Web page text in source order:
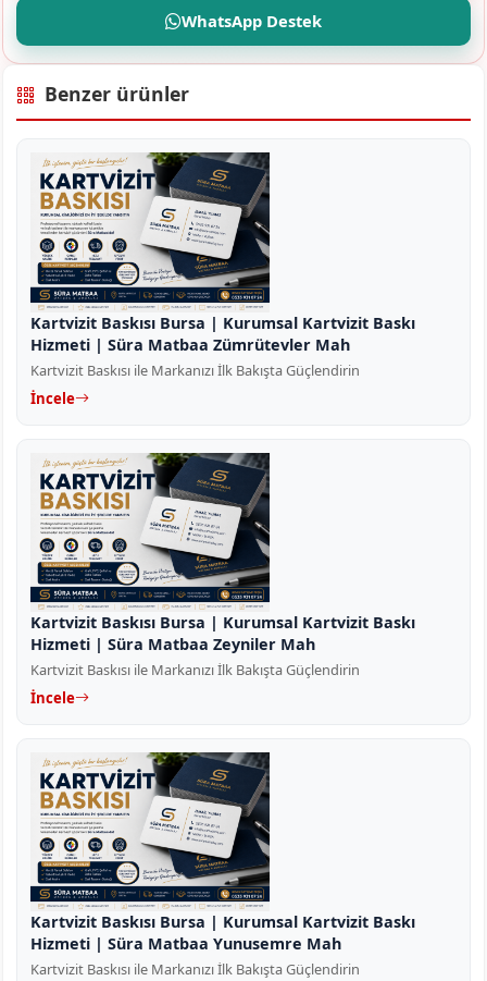
WhatsApp Destek
Benzer ürünler
Kartvizit Baskısı Bursa | Kurumsal Kartvizit Baskı
Hizmeti | Süra Matbaa Zümrütevler Mah
Kartvizit Baskısı ile Markanızı İlk Bakışta Güçlendirin
İncele
Kartvizit Baskısı Bursa | Kurumsal Kartvizit Baskı
Hizmeti | Süra Matbaa Zeyniler Mah
Kartvizit Baskısı ile Markanızı İlk Bakışta Güçlendirin
İncele
Kartvizit Baskısı Bursa | Kurumsal Kartvizit Baskı
Hizmeti | Süra Matbaa Yunusemre Mah
Kartvizit Baskısı ile Markanızı İlk Bakışta Güçlendirin